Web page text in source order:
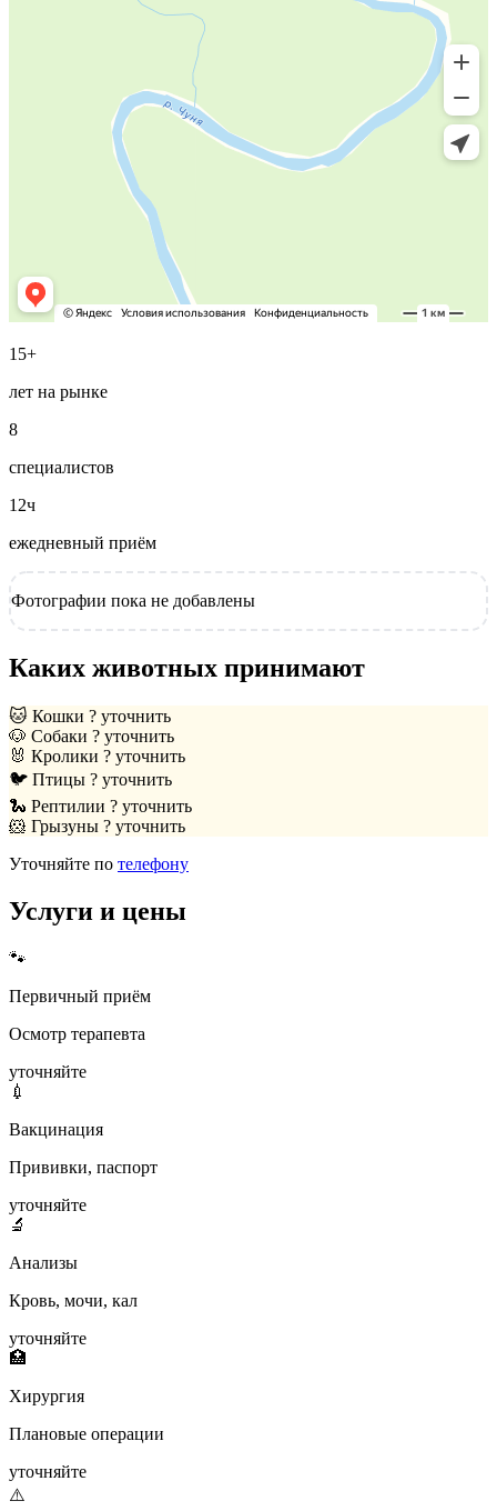
15+
лет на рынке
8
специалистов
12ч
ежедневный приём
Фотографии пока не добавлены
Каких животных принимают
🐱 Кошки ? уточнить
🐶 Собаки ? уточнить
🐰 Кролики ? уточнить
🐦 Птицы ? уточнить
🐍 Рептилии ? уточнить
🐹 Грызуны ? уточнить
Уточняйте по телефону
Услуги и цены
🐾
Первичный приём
Осмотр терапевта
уточняйте
💉
Вакцинация
Прививки, паспорт
уточняйте
🔬
Анализы
Кровь, мочи, кал
уточняйте
🏥
Хирургия
Плановые операции
уточняйте
⚠️